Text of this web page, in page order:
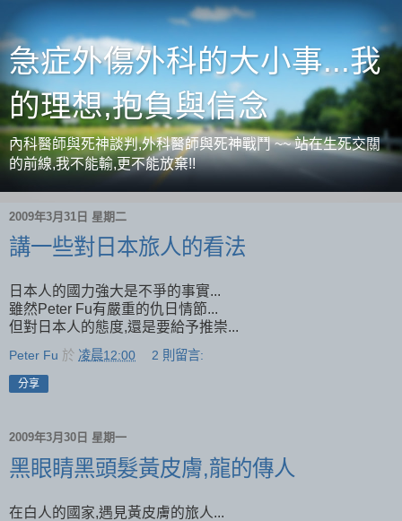
急症外傷外科的大小事...我
的理想,抱負與信念
內科醫師與死神談判,外科醫師與死神戰鬥 ~~ 站在生死交關
的前線,我不能輸,更不能放棄!!
2009年3月31日 星期二
講一些對日本旅人的看法
日本人的國力強大是不爭的事實...
雖然Peter Fu有嚴重的仇日情節...
但對日本人的態度,還是要給予推崇...
Peter Fu 於 凌晨12:00 2 則留言:
分享
2009年3月30日 星期一
黑眼睛黑頭髮黃皮膚,龍的傳人
在白人的國家,遇見黃皮膚的旅人...